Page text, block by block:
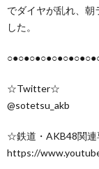
でダイヤが乱れ、朝
した。
☆Twitter☆
@sotetsu_akb
☆鉄道・AKB48関
https://